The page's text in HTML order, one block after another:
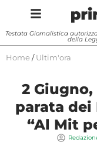
Testata Giornalistica
della
Home / Ultim'ora
2
parata dei
“Al Mit